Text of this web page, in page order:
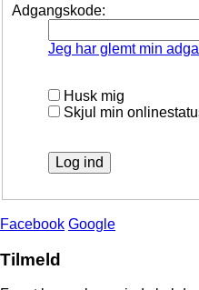
Adgangskode:
Jeg har glemt min
Husk mig
Skjul min
Facebook Google
Tilmeld